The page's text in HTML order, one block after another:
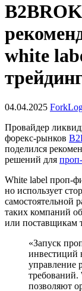
white
04.04.2025
Провайдер
форекс-рынков
поделился
решений для
White label проп-
но использует
самостоятельной
таких компаний
или поставщикам
«Запуск
инвестиций
управление
позволяют